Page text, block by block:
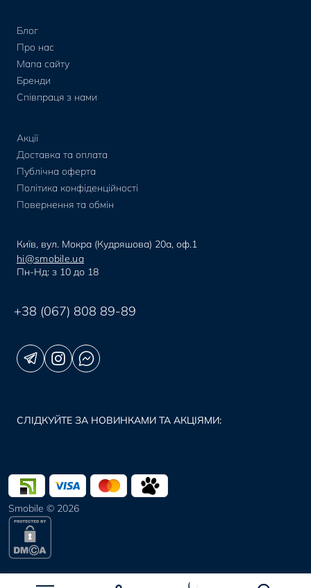
Блог
Про нас
Мапа сайту
Бренди
Співпраця з нами
Акції
Доставка та оплата
Публічна оферта
Політика конфіденційності
Повернення та обмін
Київ, вул. Мокра (Кудряшова) 20а, оф.1
hi@smobile.ua
Пн-Нд: з 10 до 18
+38 (067) 808 89-89
СЛІДКУЙТЕ ЗА НОВИНКАМИ ТА АКЦІЯМИ:
Smobile © 2026